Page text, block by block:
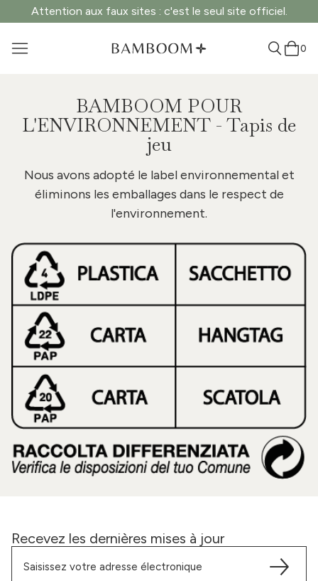
Attention aux faux sites : c'est le seul site officiel.
0
BAMBOOM POUR
L'ENVIRONNEMENT - Tapis de
jeu
Nous avons adopté le label environnemental et
éliminons les emballages dans le respect de
l'environnement.
Recevez les dernières mises à jour